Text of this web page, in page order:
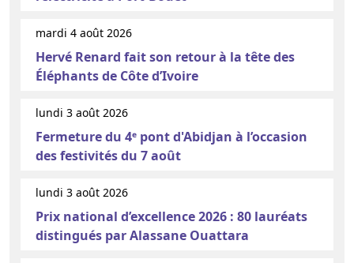
mardi 4 août 2026
Hervé Renard fait son retour à la tête des
Éléphants de Côte d’Ivoire
lundi 3 août 2026
Fermeture du 4ᵉ pont d'Abidjan à l’occasion
des festivités du 7 août
lundi 3 août 2026
Prix national d’excellence 2026 : 80 lauréats
distingués par Alassane Ouattara